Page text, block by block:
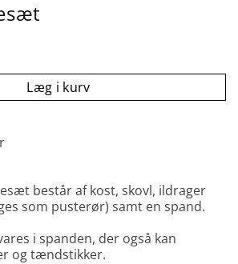
Læg i kurv
består af kost, skovl, ildrager
som pusterør) samt en spand.
i spanden, der også kan
og tændstikker.